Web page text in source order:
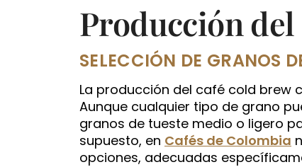
Producción
SELECCIÓN DE GRANOS
La producción del café cold brew
Aunque cualquier tipo de grano
granos de tueste medio o ligero
supuesto, en Cafés de Colombia
opciones, adecuadas